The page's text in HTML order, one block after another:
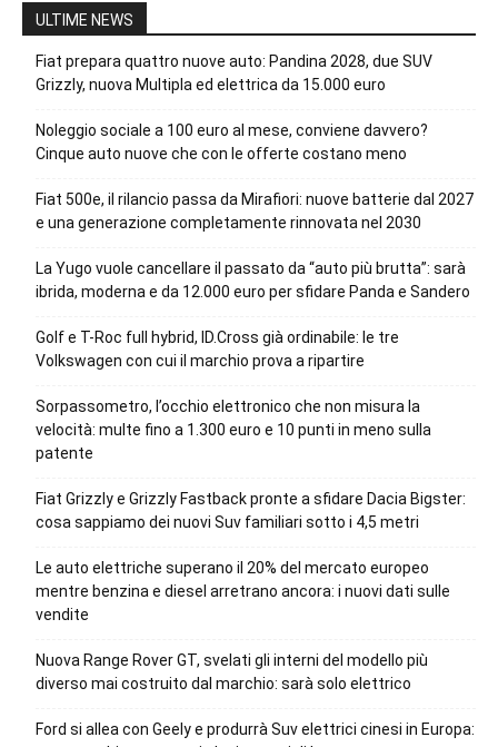
ULTIME NEWS
Fiat prepara quattro nuove auto: Pandina 2028, due SUV
Grizzly, nuova Multipla ed elettrica da 15.000 euro
Noleggio sociale a 100 euro al mese, conviene davvero?
Cinque auto nuove che con le offerte costano meno
Fiat 500e, il rilancio passa da Mirafiori: nuove batterie dal 2027
e una generazione completamente rinnovata nel 2030
La Yugo vuole cancellare il passato da “auto più brutta”: sarà
ibrida, moderna e da 12.000 euro per sfidare Panda e Sandero
Golf e T-Roc full hybrid, ID.Cross già ordinabile: le tre
Volkswagen con cui il marchio prova a ripartire
Sorpassometro, l’occhio elettronico che non misura la
velocità: multe fino a 1.300 euro e 10 punti in meno sulla
patente
Fiat Grizzly e Grizzly Fastback pronte a sfidare Dacia Bigster:
cosa sappiamo dei nuovi Suv familiari sotto i 4,5 metri
Le auto elettriche superano il 20% del mercato europeo
mentre benzina e diesel arretrano ancora: i nuovi dati sulle
vendite
Nuova Range Rover GT, svelati gli interni del modello più
diverso mai costruito dal marchio: sarà solo elettrico
Ford si allea con Geely e produrrà Suv elettrici cinesi in Europa: